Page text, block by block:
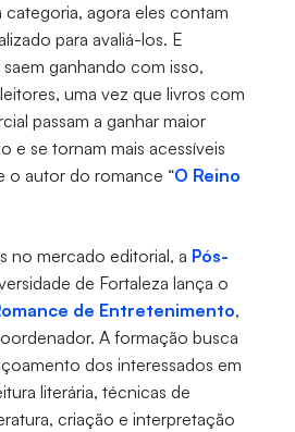
categoria, agora eles contam
para avaliá-los. E
ganhando com isso,
uma vez que livros com
passam a ganhar maior
e se tornam mais acessíveis
o autor do romance “O Reino
no mercado editorial, a Pós-
de Fortaleza lança o
de Entretenimento,
A formação busca
dos interessados em
literária, técnicas de
criação e interpretação